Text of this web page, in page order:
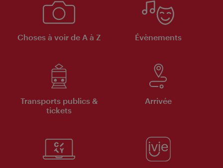
Choses à voir de A à Z Évènements
Transports publics &
tickets
Arrivée